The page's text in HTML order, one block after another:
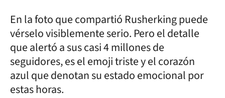
En la foto que compartió Rusherking puede
vérselo visiblemente serio. Pero el detalle
que alertó a sus casi 4 millones de
seguidores, es el emoji triste y el corazón
azul que denotan su estado emocional por
estas horas.